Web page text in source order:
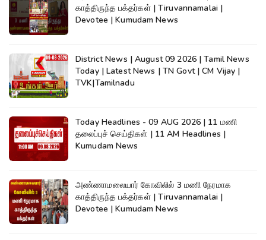
காத்திருந்த பக்தர்கள் | Tiruvannamalai |
Devotee | Kumudam News
District News | August 09 2026 | Tamil News
Today | Latest News | TN Govt | CM Vijay |
TVK|Tamilnadu
Today Headlines - 09 AUG 2026 | 11 மணி
தலைப்புச் செய்திகள் | 11 AM Headlines |
Kumudam News
அண்ணாமலையார் கோவிலில் 3 மணி நேரமாக
காத்திருந்த பக்தர்கள் | Tiruvannamalai |
Devotee | Kumudam News